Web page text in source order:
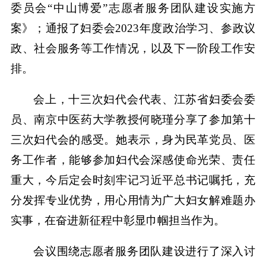
委员会“中山博爱”志愿者服务团队建设实施方
案》；通报了妇委会2023年度政治学习、参政议
政、社会服务等工作情况，以及下一阶段工作安
排。
会上，十三次妇代会代表、江苏省妇委会委
员、南京中医药大学教授何晓瑾分享了参加第十
三次妇代会的感受。她表示，身为民革党员、医
务工作者，能够参加妇代会深感使命光荣、责任
重大，今后定会时刻牢记习近平总书记嘱托，充
分发挥专业优势，用心用情为广大妇女解难题办
实事，在奋进新征程中彰显巾帼担当作为。
会议围绕志愿者服务团队建设进行了深入讨